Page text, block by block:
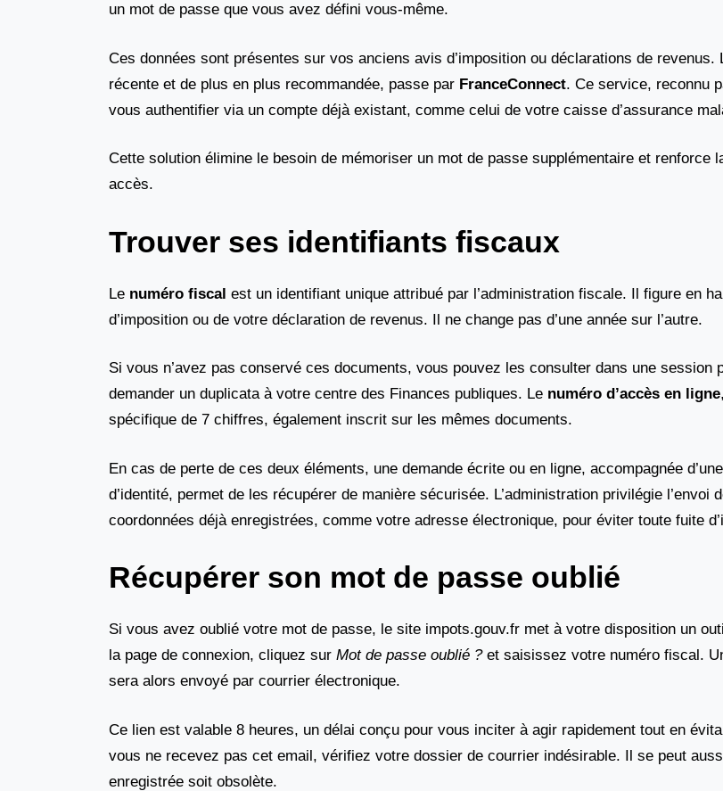
un mot de passe que vous avez défini vous-même.
Ces données sont présentes sur vos anciens avis d’imposition ou déclarations de revenus.
récente et de plus en plus recommandée, passe par FranceConnect. Ce service, reconnu
vous authentifier via un compte déjà existant, comme celui de votre caisse d’assurance
Cette solution élimine le besoin de mémoriser un mot de passe supplémentaire et renforce
accès.
Trouver ses identifiants fiscaux
Le numéro fiscal est un identifiant unique attribué par l’administration fiscale. Il figure en
d’imposition ou de votre déclaration de revenus. Il ne change pas d’une année sur l’autre.
Si vous n’avez pas conservé ces documents, vous pouvez les consulter dans une session
demander un duplicata à votre centre des Finances publiques. Le numéro d’accès en ligne
spécifique de 7 chiffres, également inscrit sur les mêmes documents.
En cas de perte de ces deux éléments, une demande écrite ou en ligne, accompagnée
d’identité, permet de les récupérer de manière sécurisée. L’administration privilégie l’envoi
coordonnées déjà enregistrées, comme votre adresse électronique, pour éviter toute fuite
Récupérer son mot de passe oublié
Si vous avez oublié votre mot de passe, le site impots.gouv.fr met à votre disposition un
la page de connexion, cliquez sur Mot de passe oublié ?et saisissez votre numéro fiscal.
sera alors envoyé par courrier électronique.
Ce lien est valable 8 heures, un délai conçu pour vous inciter à agir rapidement tout en
vous ne recevez pas cet email, vérifiez votre dossier de courrier indésirable. Il se peut
enregistrée soit obsolète.